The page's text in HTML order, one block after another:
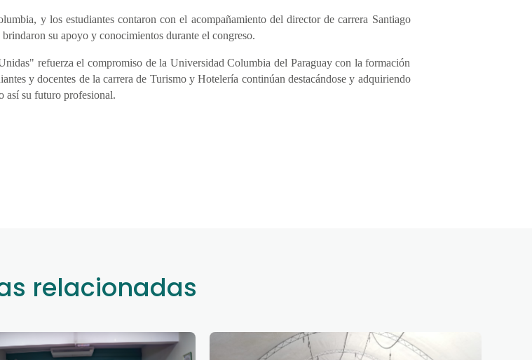
y los estudiantes contaron con el acompañamiento del director de carrera Santiago
su apoyo y conocimientos durante el congreso.
refuerza el compromiso de la Universidad Columbia del Paraguay con la formación
y docentes de la carrera de Turismo y Hotelería continúan destacándose y adquiriendo
así su futuro profesional.
relacionadas